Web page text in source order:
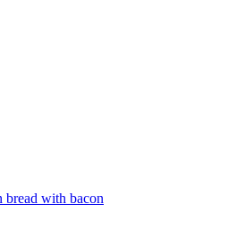
bread with bacon